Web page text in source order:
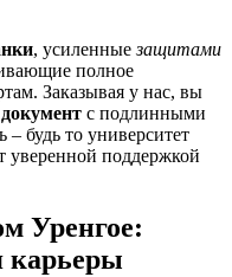
, усиленныезащитами
полное
Заказывая у нас, вы
с подлинными
будь то университет
уверенной поддержкой
Уренгое:
карьеры